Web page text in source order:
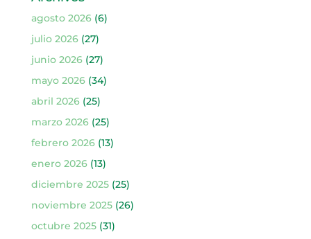
agosto 2026(6)
julio 2026(27)
junio 2026(27)
mayo 2026(34)
abril 2026(25)
marzo 2026(25)
febrero 2026(13)
enero 2026(13)
diciembre 2025(25)
noviembre 2025(26)
octubre 2025(31)